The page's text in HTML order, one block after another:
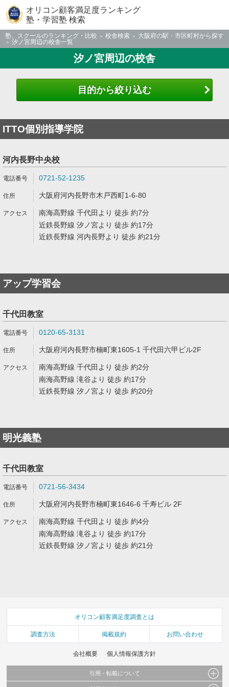
オリコン顧客満足度ランキング
塾・学習塾 検索
塾、スクールのランキング・比較 校舎検索
大阪府の駅・市区町村から探す
汐ノ宮周辺の校舎一覧
汐ノ宮周辺の校舎
目的から絞り込む
ITTO個別指導学院
河内長野中央校
0721-52-1235
大阪府河内長野市木戸西町1-6-80
南海高野線 千代田より 徒歩 約7分
近鉄長野線 汐ノ宮より 徒歩 約17分
近鉄長野線 河内長野より 徒歩 約21分
アップ学習会
千代田教室
0120-65-3131
大阪府河内長野市楠町東1605-1 千代田六甲ビル2F
南海高野線 千代田より 徒歩 約2分
南海高野線 滝谷より 徒歩 約17分
近鉄長野線 汐ノ宮より 徒歩 約20分
明光義塾
千代田教室
0721-56-3434
大阪府河内長野市楠町東1646-6 千寿ビル 2F
南海高野線 千代田より 徒歩 約4分
南海高野線 滝谷より 徒歩 約17分
近鉄長野線 汐ノ宮より 徒歩 約21分
オリコン顧客満足度調査とは
調査方法 掲載規約 お問い合わせ
会社概要 個人情報保護方針
引用・転載について